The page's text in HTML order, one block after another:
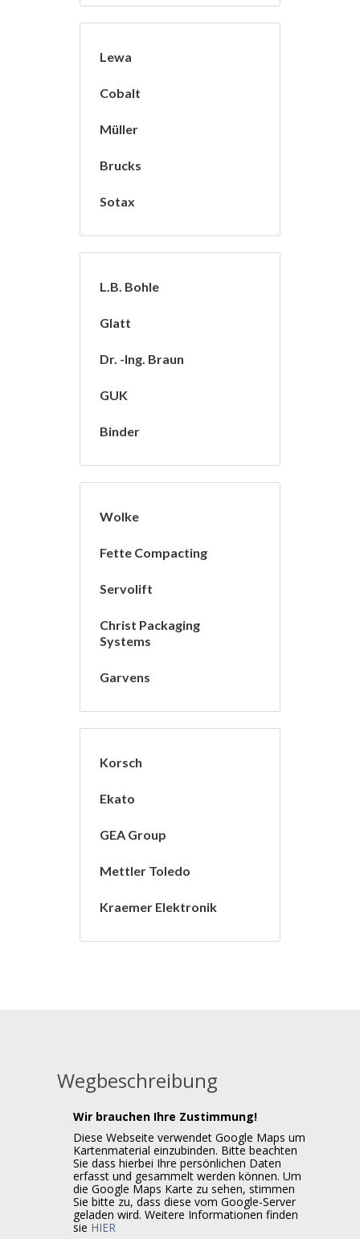
Lewa
Cobalt
Müller
Brucks
Sotax
L.B. Bohle
Glatt
Dr. -Ing. Braun
GUK
Binder
Wolke
Fette Compacting
Servolift
Christ Packaging
Systems
Garvens
Korsch
Ekato
GEA Group
Mettler Toledo
Kraemer Elektronik
Wegbeschreibung
Wir brauchen Ihre Zustimmung!
Diese Webseite verwendet Google Maps um
Kartenmaterial einzubinden. Bitte beachten
Sie dass hierbei Ihre persönlichen Daten
erfasst und gesammelt werden können. Um
die Google Maps Karte zu sehen, stimmen
Sie bitte zu, dass diese vom Google-Server
geladen wird. Weitere Informationen finden
sie HIER